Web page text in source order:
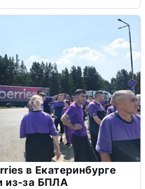
в Екатеринбурге
из-за БПЛА